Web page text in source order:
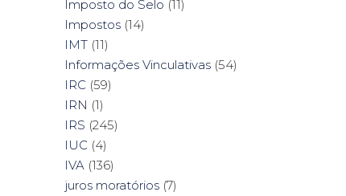
Imposto do Selo (11)
Impostos (14)
IMT (11)
Informações Vinculativas (54)
IRC (59)
IRN (1)
IRS (245)
IUC (4)
IVA (136)
juros moratórios (7)